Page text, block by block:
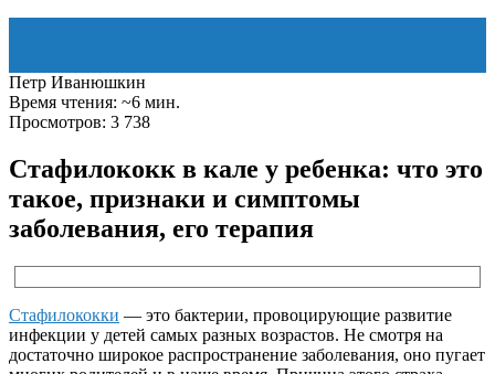
Петр Иванюшкин
Время чтения: ~6 мин.
Просмотров: 3 738
Стафилококк в кале у ребенка: что это
такое, признаки и симптомы
заболевания, его терапия
Стафилококки — это бактерии, провоцирующие развитие
инфекции у детей самых разных возрастов. Не смотря на
достаточно широкое распространение заболевания, оно пугает